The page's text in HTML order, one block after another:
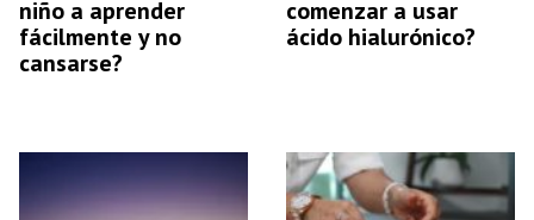
niño a aprender
fácilmente y no
cansarse?
comenzar a usar
ácido hialurónico?